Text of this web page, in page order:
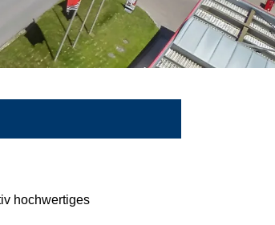
hochwertiges